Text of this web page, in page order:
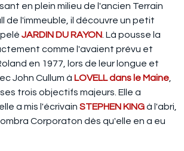
en plein milieu de l'ancien Terrain
de l'immeuble, il découvre un petit
JARDIN DU RAYON . Là pousse la
comme l'avaient prévu et
en 1977, lors de leur longue et
John Cullum à LOVELL dans le Maine
trois objectifs majeurs. Elle a
a mis l'écrivain STEPHEN KINGà l'abri,
Corporaton dès qu'elle en a eu